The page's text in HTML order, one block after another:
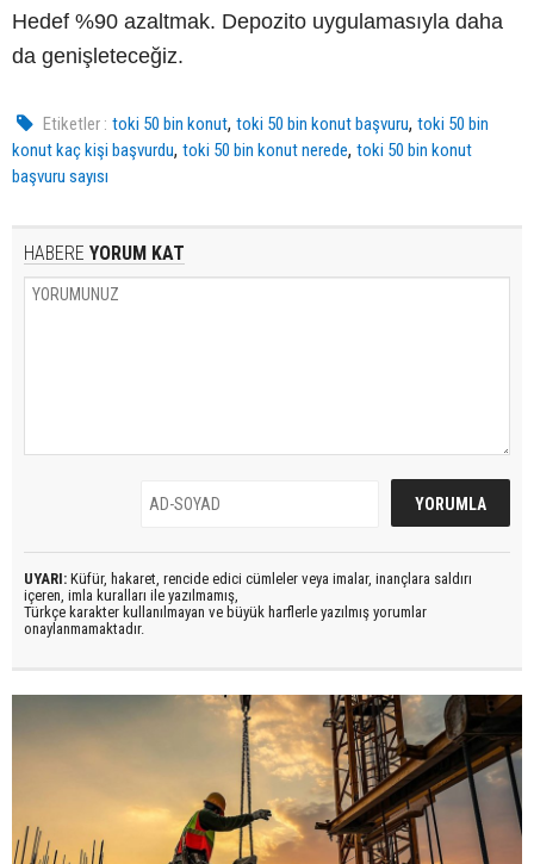
Hedef %90 azaltmak. Depozito uygulamasıyla daha
da genişleteceğiz.
Etiketler : toki 50 bin konut,toki 50 bin konut başvuru,toki 50 bin
konut kaç kişi başvurdu, toki 50 bin konut nerede, toki 50 bin konut
başvuru sayısı
HABERE YORUM KAT
UYARI: Küfür, hakaret, rencide edici cümleler veya imalar, inançlara saldırı
içeren, imla kuralları ile yazılmamış,
Türkçe karakter kullanılmayan ve büyük harflerle yazılmış yorumlar
onaylanmamaktadır.